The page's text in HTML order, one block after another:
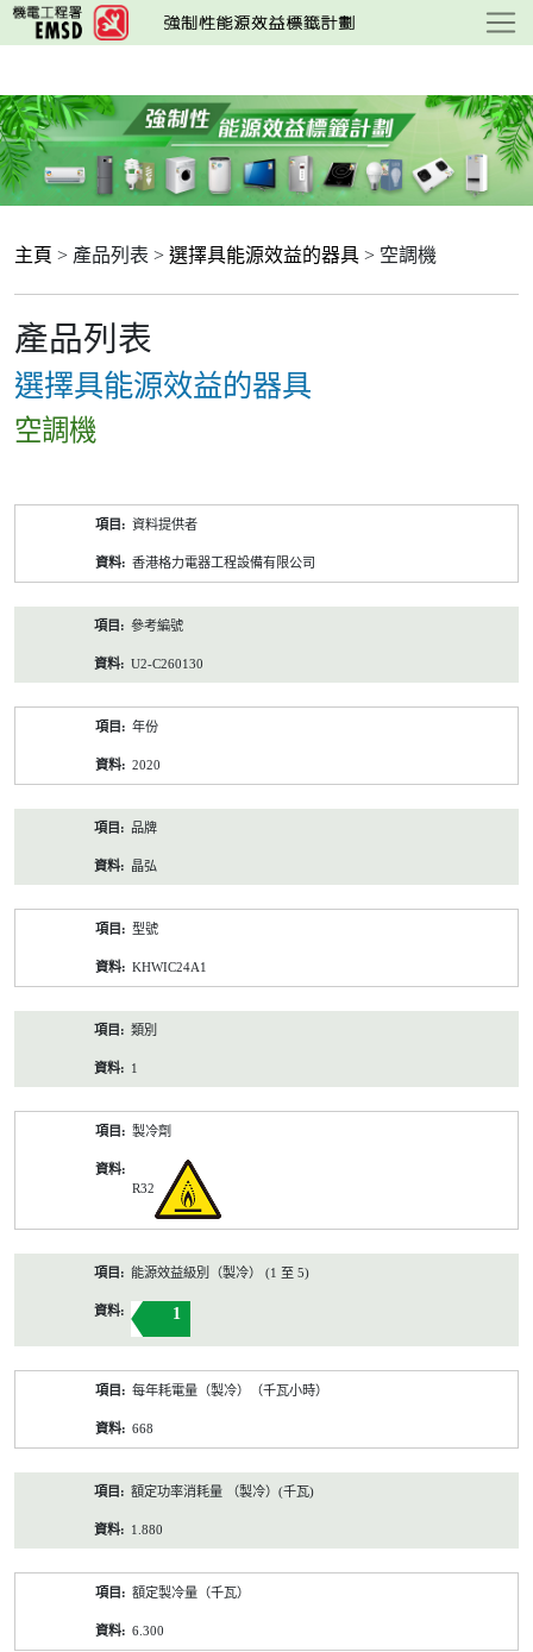
跳
至
要
內
容
主頁 > 產品列表 > 選擇具能源效益的器具 > 空調機
產品列表
選擇具能源效益的器具
空調機
資料提供者
香港格力電器工程設備有限公司
參考編號
U2-C260130
年份
2020
品牌
晶弘
型號
KHWIC24A1
類別
1
製冷劑
R32
能源效益級別（製冷） (1 至 5)
1
每年耗電量（製冷）（千瓦小時）
668
額定功率消耗量 （製冷）(千瓦)
1.880
額定製冷量（千瓦）
6.300